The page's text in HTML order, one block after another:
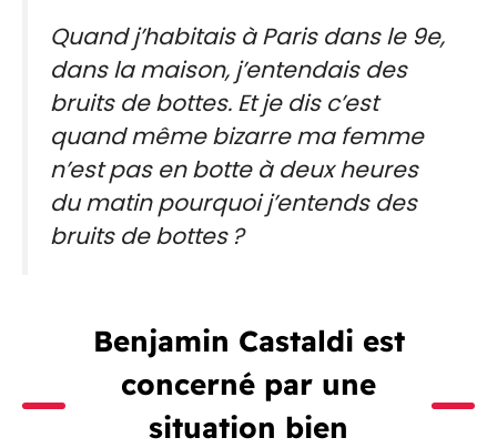
Quand j’habitais à Paris dans le 9e,
dans la maison, j’entendais des
bruits de bottes. Et je dis c’est
quand même bizarre ma femme
n’est pas en botte à deux heures
du matin pourquoi j’entends des
bruits de bottes ?
Benjamin Castaldi est
concerné par une
situation bien